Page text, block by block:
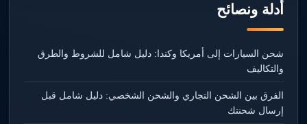
أدلة ونصائح
شحن السيارات إلى أمريكا وكندا: دليل شامل للشروط والطرق
والتكاليف
الفرق بين الشحن التجاري والشحن الشخصي: دليل شامل قبل
إرسال شحنتك